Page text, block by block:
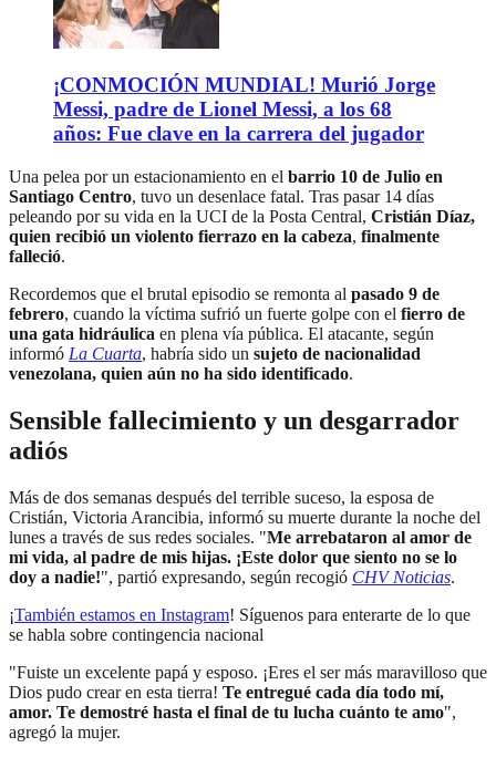
¡CONMOCIÓN MUNDIAL! Murió Jorge
Messi, padre de Lionel Messi, a los 68
años: Fue clave en la carrera del jugador
Una pelea por un estacionamiento en el barrio 10 de Julio en
Santiago Centro, tuvo un desenlace fatal. Tras pasar 14 días
peleando por su vida en la UCI de la Posta Central, Cristián Díaz,
quien recibió un violento fierrazo en la cabeza, finalmente
falleció.
Recordemos que el brutal episodio se remonta al pasado 9 de
febrero, cuando la víctima sufrió un fuerte golpe con el fierro de
una gata hidráulica en plena vía pública. El atacante, según
informó La Cuarta, habría sido un sujeto de nacionalidad
venezolana, quien aún no ha sido identificado.
Sensible fallecimiento y un desgarrador
adiós
Más de dos semanas después del terrible suceso, la esposa de
Cristián, Victoria Arancibia, informó su muerte durante la noche del
lunes a través de sus redes sociales. "Me arrebataron al amor de
mi vida, al padre de mis hijas. ¡Este dolor que siento no se lo
doy a nadie!", partió expresando, según recogió CHV Noticias.
¡También estamos en Instagram! Síguenos para enterarte de lo que
se habla sobre contingencia nacional
"Fuiste un excelente papá y esposo. ¡Eres el ser más maravilloso que
Dios pudo crear en esta tierra! Te entregué cada día todo mí,
amor. Te demostré hasta el final de tu lucha cuánto te amo",
agregó la mujer.